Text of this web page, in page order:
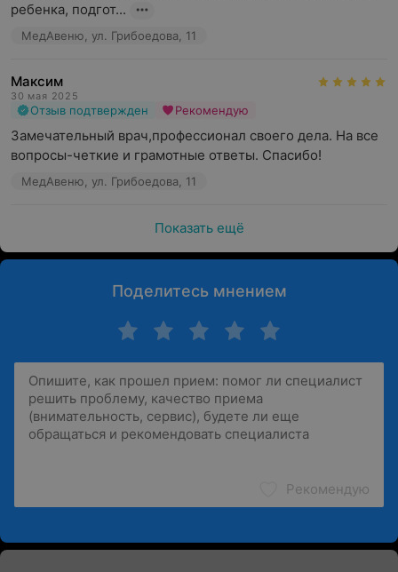
ребенка, подгот...
МедАвеню, ул. Грибоедова, 11
Максим
30 мая 2025
Отзыв подтвержден Рекомендую
Замечательный врач,профессионал своего дела. На все
вопросы-четкие и грамотные ответы. Спасибо!
МедАвеню, ул. Грибоедова, 11
Показать ещё
Поделитесь мнением
Рекомендую